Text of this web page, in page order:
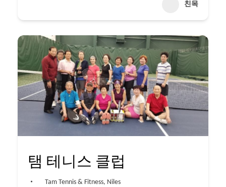
친목
탬 테니스 클럽
Tam Tennis & Fitness, Niles